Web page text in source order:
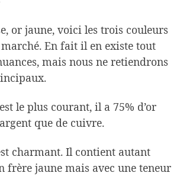
or jaune, voici les trois couleurs
En fait il en existe tout
mais nous ne retiendrons
le plus courant, il a 75% d’or
que de cuivre.
charmant. Il contient autant
frère jaune mais avec une teneur